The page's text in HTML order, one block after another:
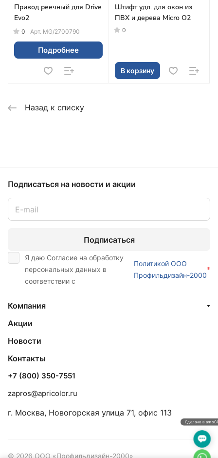
Привод реечный для Drive
Evo2
0 Арт. MG/2700790
Подробнее
Штифт удл. для окон из
ПВХ и дерева Micro О2
0
В корзину
Назад к списку
Подписаться на новости и акции
Подписаться
Я даю Согласие на обработку
персональных данных в
соответствии с
Политикой ООО
Профильдизайн-2000
*
Компания
Акции
Новости
Контакты
+7 (800) 350-7551
zapros@apricolor.ru
г. Москва, Новогорская улица 71, офис 113
© 2026 ООО «Профильдизайн-2000»
Сделано в